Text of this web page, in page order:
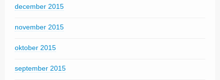
december 2015
november 2015
oktober 2015
september 2015